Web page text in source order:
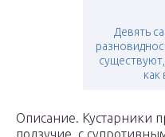
Девять
как
Описание. Кустарники
ползучие, с